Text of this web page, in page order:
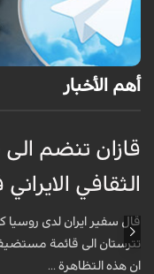
أهم الأخبار
قازان تنضم
الثقافي
قال سفير ايران لدى روسيا
تترستان الى قائمة
ان هذه التظاهرة ...